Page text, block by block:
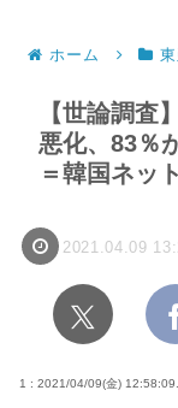
ホーム
【世論調査
悪化、83％
＝韓国ネッ
2021.04.09
1 : 2021/04/09(金)